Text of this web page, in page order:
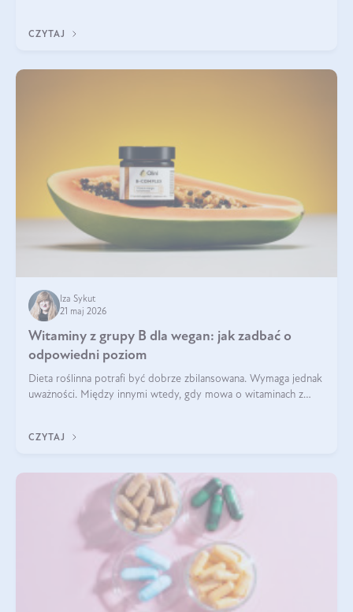
CZYTAJ
Iza Sykut
21 maj 2026
Witaminy z grupy B dla wegan: jak zadbać o
odpowiedni poziom
Dieta roślinna potrafi być dobrze zbilansowana. Wymaga jednak
uważności. Między innymi wtedy, gdy mowa o witaminach z
CZYTAJ